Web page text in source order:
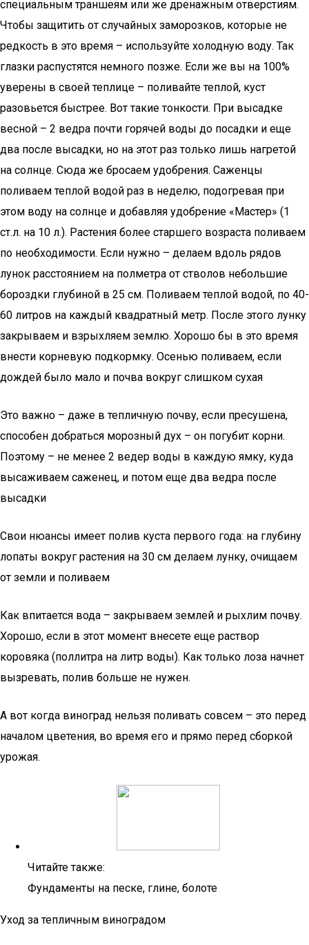
специальным траншеям или же дренажным отверстиям.
Чтобы защитить от случайных заморозков, которые не
редкость в это время – используйте холодную воду. Так
глазки распустятся немного позже. Если же вы на 100%
уверены в своей теплице – поливайте теплой, куст
разовьется быстрее. Вот такие тонкости. При высадке
весной – 2 ведра почти горячей воды до посадки и еще
два после высадки, но на этот раз только лишь нагретой
на солнце. Сюда же бросаем удобрения. Саженцы
поливаем теплой водой раз в неделю, подогревая при
этом воду на солнце и добавляя удобрение «Мастер» (1
ст.л. на 10 л.). Растения более старшего возраста поливаем
по необходимости. Если нужно – делаем вдоль рядов
лунок расстоянием на полметра от стволов небольшие
бороздки глубиной в 25 см. Поливаем теплой водой, по 40-
60 литров на каждый квадратный метр. После этого лунку
закрываем и взрыхляем землю. Хорошо бы в это время
внести корневую подкормку. Осенью поливаем, если
дождей было мало и почва вокруг слишком сухая
Это важно – даже в тепличную почву, если пресушена,
способен добраться морозный дух – он погубит корни.
Поэтому – не менее 2 ведер воды в каждую ямку, куда
высаживаем саженец, и потом еще два ведра после
высадки
Свои нюансы имеет полив куста первого года: на глубину
лопаты вокруг растения на 30 см делаем лунку, очищаем
от земли и поливаем
Как впитается вода – закрываем землей и рыхлим почву.
Хорошо, если в этот момент внесете еще раствор
коровяка (поллитра на литр воды). Как только лоза начнет
вызревать, полив больше не нужен.
А вот когда виноград нельзя поливать совсем – это перед
началом цветения, во время его и прямо перед сборкой
урожая.
Читайте также:
Фундаменты на песке, глине, болоте
Уход за тепличным виноградом